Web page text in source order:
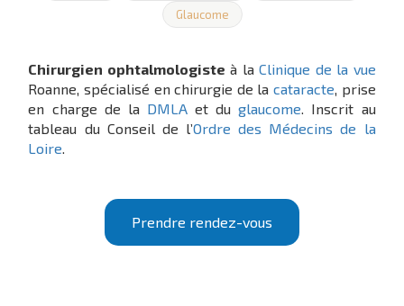
Glaucome
Chirurgien ophtalmologiste à laClinique de la vue
Roanne, spécialisé en chirurgie de lacataracte, prise
en charge de la DMLAet duglaucome. Inscrit au
tableau du Conseil de l’Ordre des Médecins de la
Loire.
Prendre rendez-vous